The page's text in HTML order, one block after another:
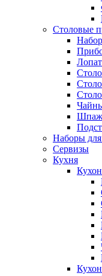
Столовые
Наборы для
Сервизы
Кухня